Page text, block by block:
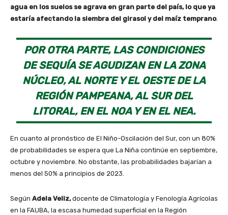
agua en los suelos se agrava en gran parte del país, lo que ya
estaría afectando la siembra del girasol y del maíz temprano.
POR OTRA PARTE, LAS CONDICIONES
DE SEQUÍA SE AGUDIZAN EN LA ZONA
NÚCLEO, AL NORTE Y EL OESTE DE LA
REGIÓN PAMPEANA, AL SUR DEL
LITORAL, EN EL NOA Y EN EL NEA.
En cuanto al pronóstico de El Niño-Oscilación del Sur, con un 80%
de probabilidades se espera que La Niña continúe en septiembre,
octubre y noviembre. No obstante, las probabilidades bajarían a
menos del 50% a principios de 2023.
Según Adela Veliz,docente de Climatología y Fenología Agrícolas
en la FAUBA, la escasa humedad superficial en la Región